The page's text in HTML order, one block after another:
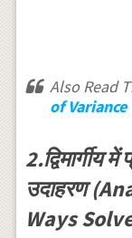
Also Read
of Variance
उदाहरण
Ways